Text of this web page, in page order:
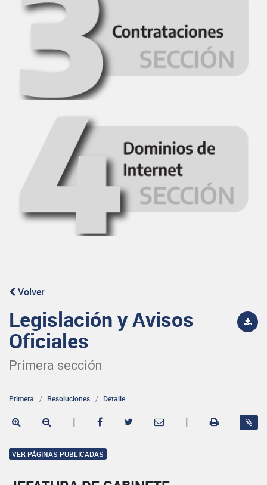
Volver
Legislación y Avisos
Oficiales
Primera sección
Primera Resoluciones Detalle
| |
VER PÁGINAS PUBLICADAS